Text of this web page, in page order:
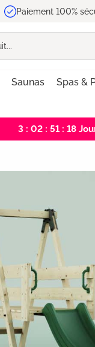
Paiement 100%
Saunas Spas &
3 : 02 : 51 : 18